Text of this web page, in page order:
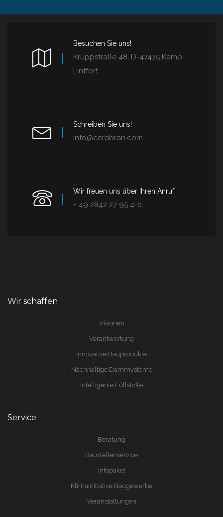
Besuchen Sie uns!
Kruppstraße 48, D-47475 Kamp-
Lintfort
Schreiben Sie uns!
info@cerabran.com
Wir freuen uns über Ihren Anruf!
+ 49 2842 27 95 4-0
Wir schaffen
Visionen
Verantwortung
Innovative Bauprodukte
Nachhaltige Dämmysteme
Intelligente Füllstoffe
Service
Beratung
Baustellenservice
Infopaket
Klimainitiative Baugewerbe
Veranstaltungen